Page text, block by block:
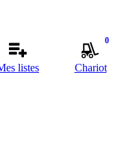
listes
0
Chariot